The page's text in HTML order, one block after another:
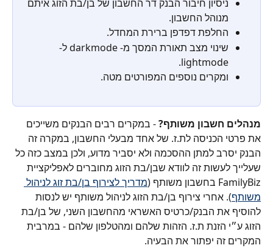
ניסיון חיבור הבנק דר החשבון של בן/בת הזוג איתם
מנוהל החשבון.
החלפת דפדפן ברירת המחדל.
שינוי מצב תאורת המסך מ- darkmode ל-
lightmode.
ומקרים נוספים המפורטים מטה.
מנהלים חשבון משותף? - במקרים רבים הבנקים משייכים
את פרטי הכניסה לת.ז. של אחד מבעלי החשבון, במקרה זה
הבנק יסרב למתן ההסכמה ולא יסביר מדוע, ולכן במצב כזה כל
שעלייך לעשות זה לוודא שבן/בת הזוג מחוברים לאפליקציית
FamilyBiz בחשבון משותף (
מדריך לצירוף בן/בת זוג לניהול
משותף). אחרי צירוף בן/בת הזוג לניהול משותף יש לנסות
להוסיף את הבנק/כרטיס האשראי מהחשבון השני, של בן/בת
הזוג ע״י הזנת ת.ז. הזהות שלהם ומהטלפון שלהם - במרבית
המקרים זה יפתור את הבעיה.